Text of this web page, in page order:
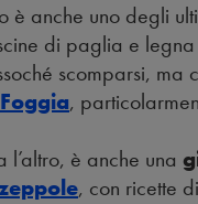
è anche uno degli
di paglia e
scomparsi,
,
l’altro, è anche una
, con ricette